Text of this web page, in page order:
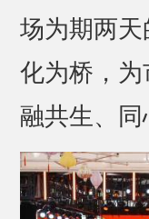
场为期两
化为桥，
融共生、同